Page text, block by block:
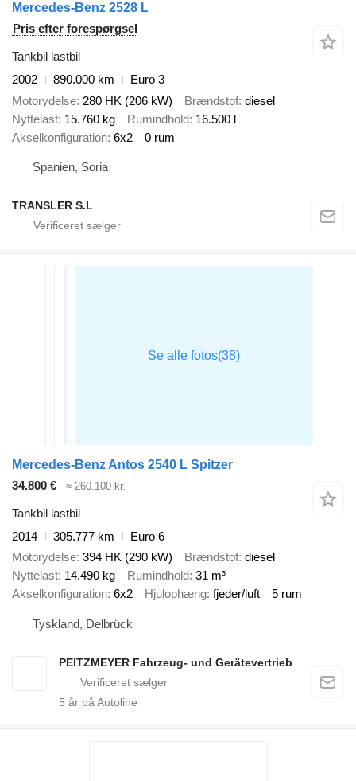
Mercedes-Benz 2528 L
Pris efter forespørgsel
Tankbil lastbil
2002
890.000 km
Euro 3
Motorydelse 280 HK (206 kW) Brændstof diesel
Nyttelast 15.760 kg Rumindhold 16.500 l
Akselkonfiguration 6x2 0 rum
Spanien, Soria
TRANSLER S.L
Mercedes-Benz Antos 2540 L Spitzer
34.800 €
≈ 260.100 kr.
Tankbil lastbil
2014
305.777 km
Euro 6
Motorydelse 394 HK (290 kW) Brændstof diesel
Nyttelast 14.490 kg Rumindhold 31 m³
Akselkonfiguration 6x2 Hjulophæng fjeder/luft 5 rum
Tyskland, Delbrück
PEITZMEYER Fahrzeug- und Gerätevertrieb
5 år på Autoline